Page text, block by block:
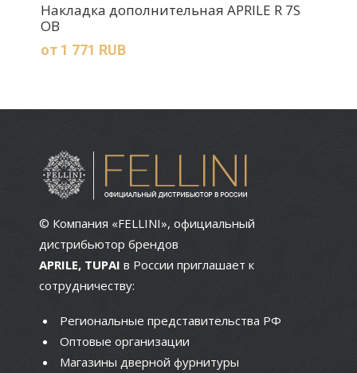
Накладка дополнительная APRILE R 7S
OB
от 1 771 RUB
© Компания «FELLINI», официальный
дистрибьютор брендов
APRILE, TUPAI в России приглашает к
сотрудничеству:
Региональные представительства РФ
Оптовые организации
Магазины дверной фурнитуры